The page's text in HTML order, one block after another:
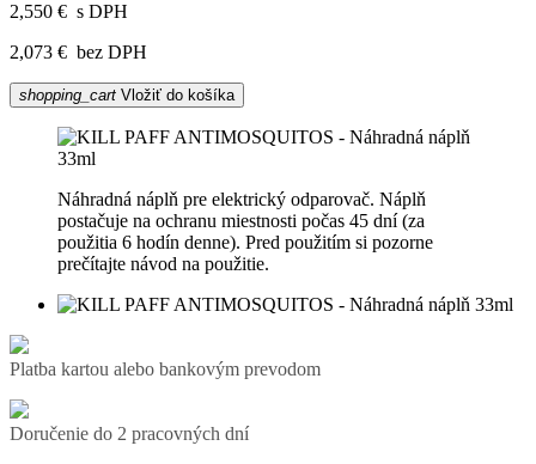
2,550 € s DPH
2,073 € bez DPH
shopping_cart Vložiť do košíka
Náhradná náplň pre elektrický odparovač. Náplň
postačuje na ochranu miestnosti počas 45 dní (za
použitia 6 hodín denne). Pred použitím si pozorne
prečítajte návod na použitie.
Platba kartou alebo bankovým prevodom
Doručenie do 2 pracovných dní